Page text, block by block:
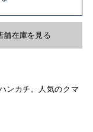
舗在庫を見る
ンカチ。人気のクマ